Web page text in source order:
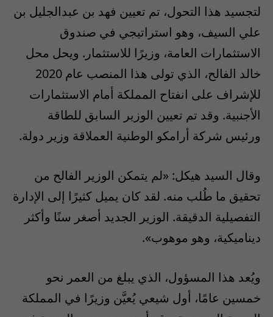
لتجسيد هذا التحول، تم تعيين فهد بن عبدالجليل بن
علي السيف، وهو استراتيجي في صندوق
الاستثمارات العامة، وزيرًا للاستثمار. ويحل محل
خالد الفالح، الذي تولى هذا المنصب عام 2020
للإشراف على انفتاح المملكة أمام الاستثمارات
الأجنبية. وقد تم تعيين الوزير السابق للطاقة
ورئيس شركة أرامكو الوطنية العملاقة وزير دولة.
وقال السيد هيكل: «لم يتمكن الوزير الفالح من
تحقيق ما طُلب منه. لقد كان يميل كثيرًا إلى الإدارة
التفصيلية الدقيقة. الوزير الجديد أصغر سنًا وأكثر
ديناميكية، وهو موهوب».
ويُعد هذا المسؤول، الذي يبلغ من العمر نحو
خمسين عامًا، أول شيعي يُعيَّن وزيرًا في المملكة